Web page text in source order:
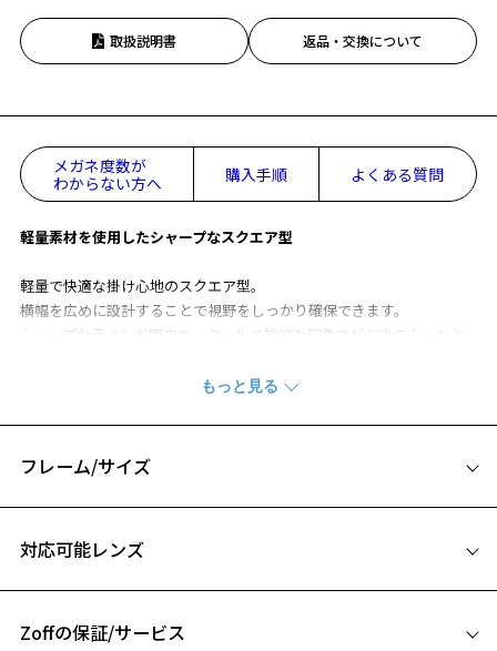
取扱説明書 返品・交換について
メガネ度数が
わからない方へ
購入手順 よくある質問
軽量素材を使用したシャープなスクエア型
軽量で快適な掛け心地のスクエア型。
横幅を広めに設計することで視野をしっかり確保できます。
シャープなラインが際立ち、クールで知的な印象でビジネスシーンと
さらに、フレームの角が輪郭を引き締めることで、顔をすっきり見せ
※柄や色味の出方に個体差があり、画像と異なる場合がございます。
フレーム/サイズ
B ブリッジ(鼻部分)の横幅：17mm
対応可能レンズ
Zoffの保証/サービス